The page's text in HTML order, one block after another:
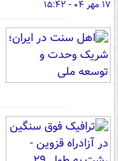
۱۷ مهر ۰۴ - ۱۵:۴۲